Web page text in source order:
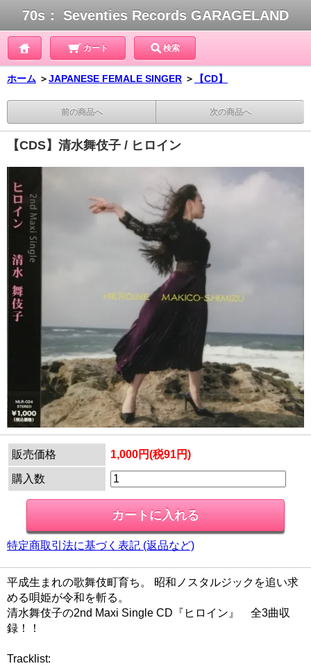
70s： Seventies Records GARAGELAND
カート 検索
ホーム ＞JAPANESE FEMALE SINGER ＞ 【CD】
前の商品へ 次の商品へ
【CDS】清水舞伎子 / ヒロイン
販売価格 1,000円(税91円)
購入数
特定商取引法に基づく表記 (返品など)
平成生まれの歌舞伎町育ち。 昭和ノスタルジックを追い求
める唄姫が令和を斬る。
清水舞伎子の2nd Maxi Single CD『ヒロイン』 全3曲収
録！！
Tracklist: